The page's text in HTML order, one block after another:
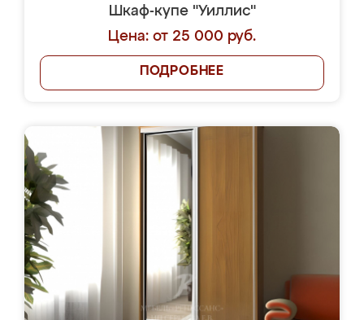
Шкаф-купе "Уиллис"
Цена: от 25 000 руб.
ПОДРОБНЕЕ